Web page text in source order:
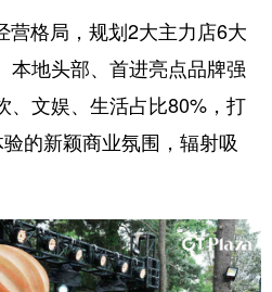
营格局，规划2大主力店6大
本地头部、首进亮点品牌强
、文娱、生活占比80%，打
的新颖商业氛围，辐射吸